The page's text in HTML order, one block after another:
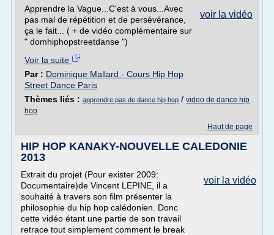
voir la vidéo
Apprendre la Vague...C'est à vous...Avec
pas mal de répétition et de persévérance,
ça le fait... ( + de vidéo complémentaire sur
" domhiphopstreetdanse ")
Voir la suite
Par : Dominique Mallard - Cours Hip Hop
Street Dance Paris
Thèmes liés : apprendre pas de dance hip hop / video de dance hip
hop
Haut de page
HIP HOP KANAKY-NOUVELLE CALEDONIE
2013
voir la vidéo
Extrait du projet (Pour exister 2009:
Documentaire)de Vincent LEPINE, il a
souhaité à travers son film présenter la
philosophie du hip hop calédonien. Donc
cette vidéo étant une partie de son travail
retrace tout simplement comment le break